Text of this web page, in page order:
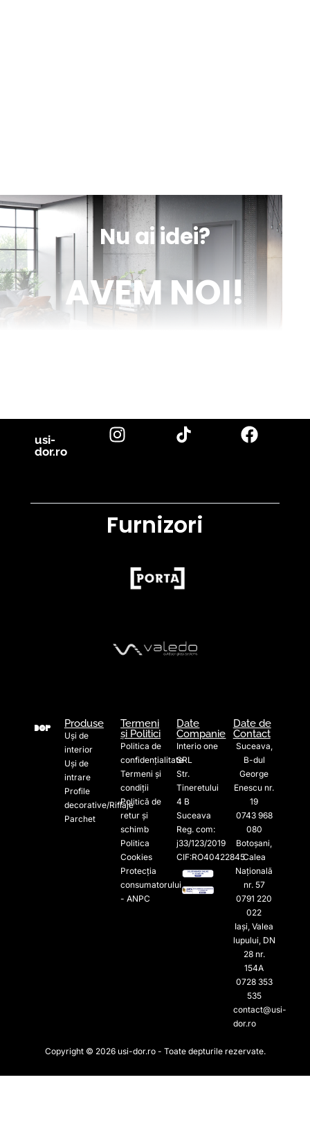
Nu ai idei?
AVEM NOI!
usi-
dor.ro
Furnizori
Produse
Uși de
interior
Uși de
intrare
Profile
decorative/Riflaje
Parchet
Termeni
și Politici
Politica de
confidențialitate
Termeni și
condiții
Politică de
retur și
schimb
Politica
Cookies
Protecția
consumatorului
- ANPC
Date
Companie
Interio one
SRL
Str.
Tineretului
4 B
Suceava
Reg. com:
j33/123/2019
CIF:RO40422845
Date de
Contact
Suceava,
B-dul
George
Enescu nr.
19
0743 968
080
Botoșani,
Calea
Națională
nr. 57
0791 220
022​
Iași, Valea
lupului, DN
28 nr.
154A
0728 353
535​
contact@usi-
dor.ro
Copyright © 2026 usi-dor.ro - Toate depturile rezervate.